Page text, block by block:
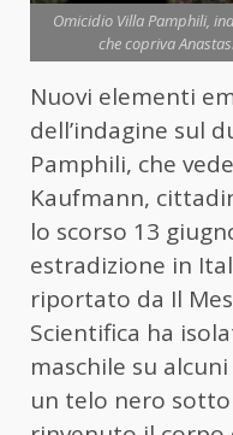
Omicidio Villa Pamphili,
che copriva
Nuovi elementi
dell’indagine sul
Pamphili, che
Kaufmann,
lo scorso 13
estradizione in
riportato da Il
Scientifica ha
maschile su
un telo nero